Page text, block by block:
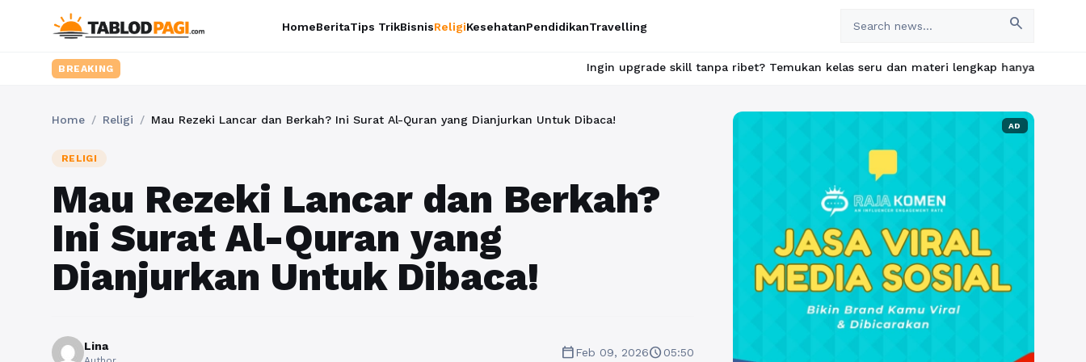
HomeBeritaTips TrikBisnisReligiKesehatanPendidikanTravelling search
BREAKING Ingin upgrade skill tanpa ribet? Temukan kelas seru dan materi lengkap hanya di YukBelajar.com.
Home / Religi / Mau Rezeki Lancar dan Berkah? Ini Surat Al-Quran yang Dianjurkan Untuk Dibaca!
RELIGI
Mau Rezeki Lancar dan Berkah?
Ini Surat Al-Quran yang
Dianjurkan Untuk Dibaca!
Lina calendar_todayFeb 09, 2026schedule05:50
AD